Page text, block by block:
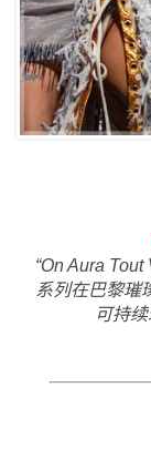
“On Aura
系列在巴黎璀
可持